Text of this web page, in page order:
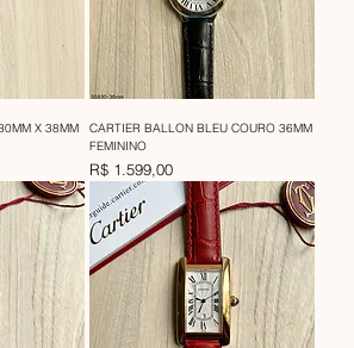
X 38MM
CARTIER BALLON BLEU COURO 36MM
FEMININO
Preço
R$ 1.599,00